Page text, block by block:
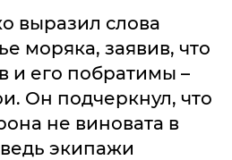
выразил слова
моряка, заявив, что
и его побратимы –
Он подчеркнул, что
не виновата в
экипажи